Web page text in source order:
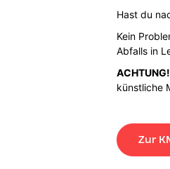
Hast du
Kein
Abfalls in
ACHTUNG!
künstliche
Zur